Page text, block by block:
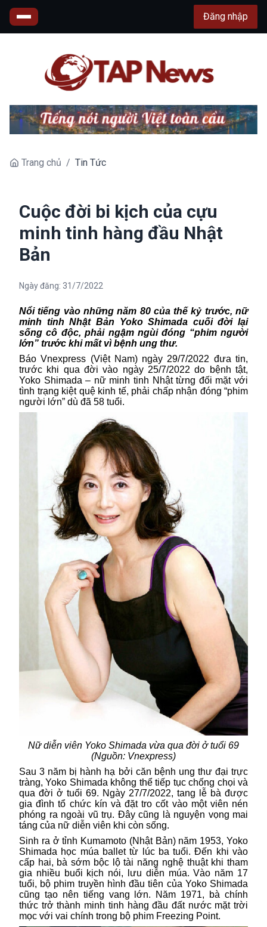
Đăng nhập
Trang chủ / Tin Tức
Cuộc đời bi kịch của cựu
minh tinh hàng đầu Nhật
Bản
Ngày đăng: 31/7/2022
Nổi tiếng vào những năm 80 của thế kỷ trước, nữ
minh tinh Nhật Bản Yoko Shimada cuối đời lại
sống cô độc, phải ngậm ngùi đóng “phim người
lớn” trước khi mất vì bệnh ung thư.
Báo Vnexpress (Việt Nam) ngày 29/7/2022 đưa tin,
trước khi qua đời vào ngày 25/7/2022 do bệnh tật,
Yoko Shimada – nữ minh tinh Nhật từng đối mặt với
tình trạng kiệt quệ kinh tế, phải chấp nhận đóng “phim
người lớn” dù đã 58 tuổi.
Nữ diễn viên Yoko Shimada vừa qua đời ở tuổi 69
(Nguồn: Vnexpress)
Sau 3 năm bị hành hạ bởi căn bệnh ung thư đại trực
tràng, Yoko Shimada không thể tiếp tục chống chọi và
qua đời ở tuổi 69. Ngày 27/7/2022, tang lễ bà được
gia đình tổ chức kín và đặt tro cốt vào một viên nén
phóng ra ngoài vũ trụ. Đây cũng là nguyện vọng mai
táng của nữ diễn viên khi còn sống.
Sinh ra ở tỉnh Kumamoto (Nhật Bản) năm 1953, Yoko
Shimada học múa ballet từ lúc ba tuổi. Đến khi vào
cấp hai, bà sớm bộc lộ tài năng nghệ thuật khi tham
gia nhiều buổi kịch nói, lưu diễn múa. Vào năm 17
tuổi, bộ phim truyền hình đầu tiên của Yoko Shimada
cũng tạo nên tiếng vang lớn. Năm 1971, bà chính
thức trở thành minh tinh hàng đầu đất nước mặt trời
mọc với vai chính trong bộ phim Freezing Point.